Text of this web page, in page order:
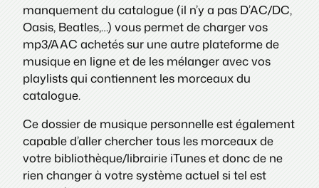
manquement du catalogue (il n’y a pas D’AC/DC,
Oasis, Beatles,…) vous permet de charger vos
mp3/AAC achetés sur une autre plateforme de
musique en ligne et de les mélanger avec vos
playlists qui contiennent les morceaux du
catalogue.
Ce dossier de musique personnelle est également
capable d’aller chercher tous les morceaux de
votre bibliothèque/librairie iTunes et donc de ne
rien changer à votre système actuel si tel est